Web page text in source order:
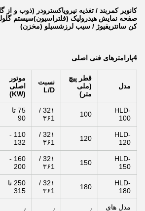
کانویر کمربند / تغذیه نیرویاکسترودر (ذوب و از
صفحه نمایش هیدرولیک (فلتراسیون)سیستم
کن سانتریفیوژ / سیب لرزشسیلو (مخزن)
4پارامترهای فنی اصلی
مدل
قطر پیچ
(ملی
متر)
نسبت
L/D
موتور
اصلی
(KW)
HLD-
100
100
32۱ /
۳۶1
75 تا
90
HLD-
120
120
32۱ /
۳۶1
110 -
132
HLD-
150
150
32۱ /
۳۶1
160 -
200
HLD-
180
180
32۱ /
۳۶1
250 تا
315
مدل های